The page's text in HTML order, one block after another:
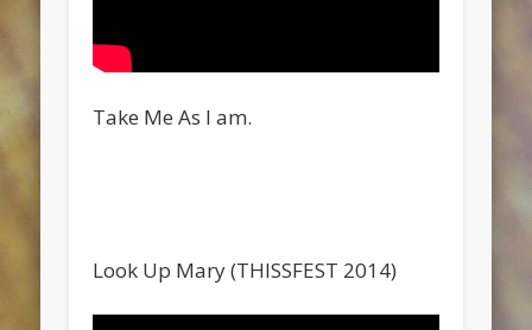
Take Me As I am.
Look Up Mary (THISSFEST 2014)